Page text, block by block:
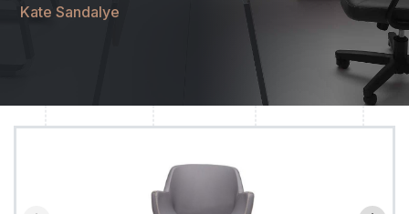
Kate Sandalye